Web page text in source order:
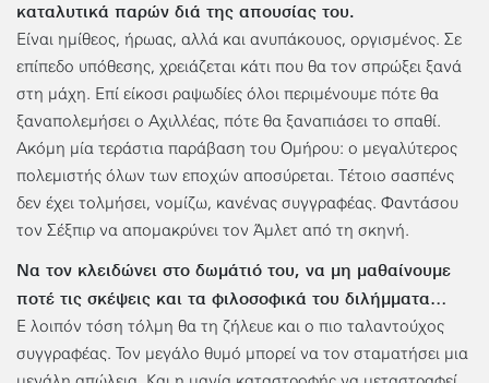
καταλυτικά παρών διά της απουσίας του.
Είναι ημίθεος, ήρωας, αλλά και ανυπάκουος, οργισμένος. Σε
επίπεδο υπόθεσης, χρειάζεται κάτι που θα τον σπρώξει ξανά
στη μάχη. Επί είκοσι ραψωδίες όλοι περιμένουμε πότε θα
ξαναπολεμήσει ο Αχιλλέας, πότε θα ξαναπιάσει το σπαθί.
Ακόμη μία τεράστια παράβαση του Ομήρου: ο μεγαλύτερος
πολεμιστής όλων των εποχών αποσύρεται. Τέτοιο σασπένς
δεν έχει τολμήσει, νομίζω, κανένας συγγραφέας. Φαντάσου
τον Σέξπιρ να απομακρύνει τον Άμλετ από τη σκηνή.
Να τον κλειδώνει στο δωμάτιό του, να μη μαθαίνουμε
ποτέ τις σκέψεις και τα φιλοσοφικά του διλήμματα…
Ε λοιπόν τόση τόλμη θα τη ζήλευε και ο πιο ταλαντούχος
συγγραφέας. Τον μεγάλο θυμό μπορεί να τον σταματήσει μια